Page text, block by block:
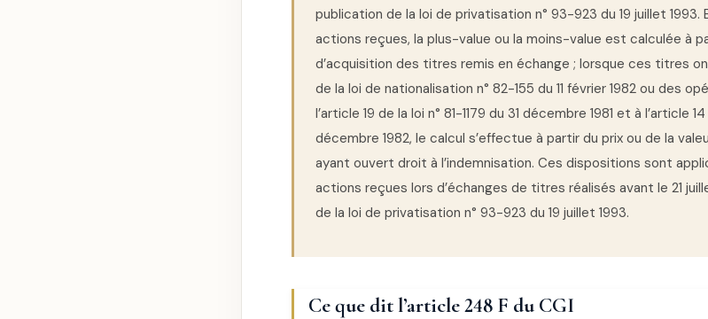
publication de la loi de privatisation n° 93-923 du 19 juillet 1993.
actions reçues, la plus-value ou la moins-value est calculée à
d’acquisition des titres remis en échange ; lorsque ces titres
de la loi de nationalisation n° 82-155 du 11 février 1982 ou des
l’article 19 de la loi n° 81-1179 du 31 décembre 1981 et à l’article
décembre 1982, le calcul s’effectue à partir du prix ou de la
ayant ouvert droit à l’indemnisation. Ces dispositions sont
actions reçues lors d’échanges de titres réalisés avant le 21
de la loi de privatisation n° 93-923 du 19 juillet 1993.
Ce que dit l’article 248 F du CGI